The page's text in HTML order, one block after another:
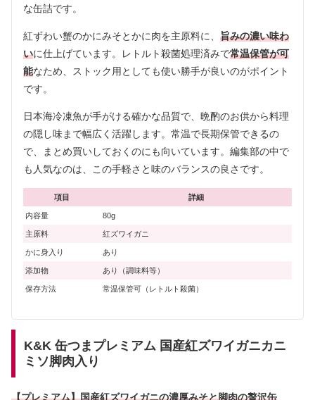
な缶詰です。
紅ずわい蟹のかにみそとかに肉を主原料に、 旨みの濃い味わ
いに仕上げています。レトルト殺菌処理済みで常温保管が可
能なため、ストック用としても使い勝手が良いのがポイント
です。
日本海冷凍魚が手がける確かな品質で、晩酌のお供から料理
の隠し味まで幅広く活躍します。常温で長期保管できるの
で、まとめ買いしておくのにも向いています。編集部の中で
も人気なのは、この手軽さと味のバランスの良さです。
項目 詳細
内容量 80g
主原料 紅ズワイガニ
かに身入り あり
添加物 あり（調味料等）
保存方法 常温保管可（レトルト殺菌）
K&K 缶つまプレミアム 国産紅ズワイガニカニ
ミソ脚肉入り
【プレミアム】国産紅ズワイガニの濃厚みそと脚肉の贅沢缶